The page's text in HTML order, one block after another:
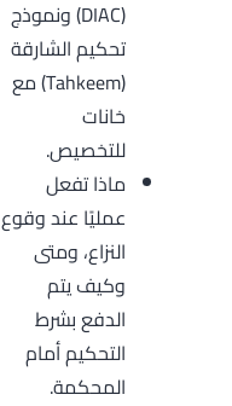
(DIAC) ونموذج
تحكيم الشارقة
(Tahkeem) مع
خانات
للتخصيص.
ماذا تفعل
عمليًا عند وقوع
النزاع، ومتى
وكيف يتم
الدفع بشرط
التحكيم أمام
المحكمة.